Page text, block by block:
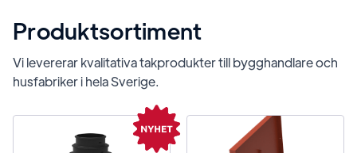
Produktsortiment
Vi levererar kvalitativa takprodukter till bygghandlare och
husfabriker i hela Sverige.